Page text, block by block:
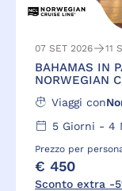
07 SET 2026 11
BAHAMAS IN
NORWEGIAN
Viaggi con
5Giorni - 4
Prezzo per
€ 450
Sconto extra -